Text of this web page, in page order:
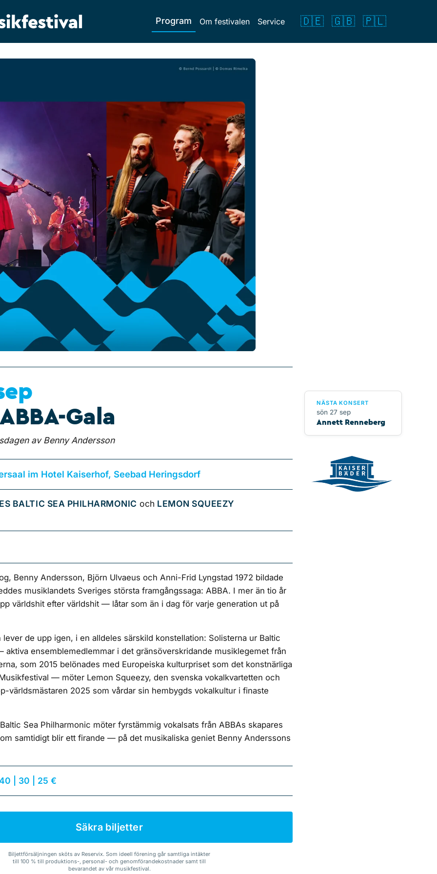
Program Om festivalen Service 🇩🇪 🇬🇧 🇵🇱
Gala
av Benny Andersson
NÄSTA KONSERT
sön 27 sep
Annett Renneberg
im Hotel Kaiserhof, Seebad Heringsdorf
BALTIC SEA PHILHARMONIC och LEMON SQUEEZY
Benny Andersson, Björn Ulvaeus och Anni-Frid Lyngstad 1972 bildade
musiklandets Sveriges största framgångssaga: ABBA. I mer än tio år
världshit efter världshit — låtar som än i dag för varje generation ut på
de upp igen, i en alldeles särskild konstellation: Solisterna ur Baltic
aktiva ensemblemedlemmar i det gränsöverskridande musiklegemet från
som 2015 belönades med Europeiska kulturpriset som det konstnärliga
— möter Lemon Squeezy, den svenska vokalkvartetten och
världsmästaren 2025 som vårdar sin hembygds vokalkultur i finaste
Sea Philharmonic möter fyrstämmig vokalsats från ABBAs skapares
samtidigt blir ett firande — på det musikaliska geniet Benny Anderssons
| 30 | 25 €
Säkra biljetter
Biljettförsäljningen sköts av Reservix. Som ideell förening går samtliga intäkter
till 100 % till produktions-, personal- och genomförandekostnader samt till
bevarandet av vår musikfestival.